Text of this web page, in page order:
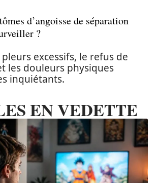
d’angoisse de séparation
?
excessifs, le refus de
les douleurs physiques
inquiétants.
EN VEDETTE